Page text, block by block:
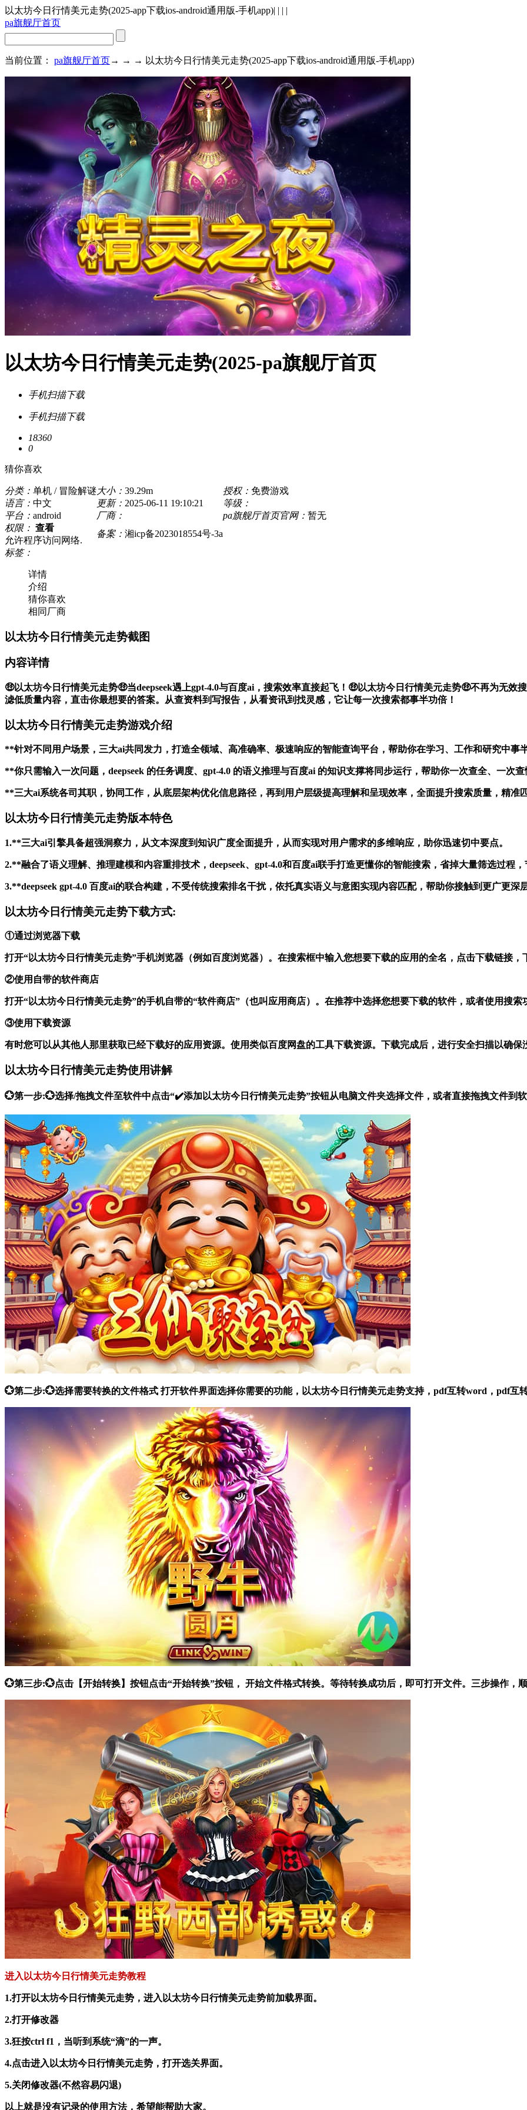
以太坊今日行情美元走势(2025-app下载ios-android通用版-手机app)| | | |
pa旗舰厅首页
当前位置： pa旗舰厅首页→ → → 以太坊今日行情美元走势(2025-app下载ios-android通用版-手机app)
以太坊今日行情美元走势(2025-pa旗舰厅首页
手机扫描下载
手机扫描下载
18360
0
猜你喜欢
分类： 单机 / 冒险解谜大小： 39.29m 授权： 免费游戏
语言： 中文 更新： 2025-06-11 19:10:21
等级：
平台： android 厂商： pa旗舰厅首页官网： 暂无
权限： 查看
允许程序访问网络.
备案： 湘icp备2023018554号-3a
标签：
详情
介绍
猜你喜欢
相同厂商
以太坊今日行情美元走势截图
内容详情
🤑以太坊今日行情美元走势🤑当deepseek遇上gpt-4.0与百度ai，搜索效率直接起飞！🤑以太坊今日行情美元走势🤑不再为无
滤低质量内容，直击你最想要的答案。从查资料到写报告，从看资讯到找灵感，它让每一次搜索都事半功倍！
以太坊今日行情美元走势游戏介绍
**针对不同用户场景，三大ai共同发力，打造全领域、高准确率、极速响应的智能查询平台，帮助你在学习、工作和研究中事
**你只需输入一次问题，deepseek 的任务调度、gpt-4.0 的语义推理与百度ai 的知识支撑将同步运行，帮助你一次查全、一次查
**三大ai系统各司其职，协同工作，从底层架构优化信息路径，再到用户层级提高理解和呈现效率，全面提升搜索质量，精准
以太坊今日行情美元走势版本特色
1.**三大ai引擎具备超强洞察力，从文本深度到知识广度全面提升，从而实现对用户需求的多维响应，助你迅速切中要点。
2.**融合了语义理解、推理建模和内容重排技术，deepseek、gpt-4.0和百度ai联手打造更懂你的智能搜索，省掉大量筛选过程，
3.**deepseek gpt-4.0 百度ai的联合构建，不受传统搜索排名干扰，依托真实语义与意图实现内容匹配，帮助你接触到更广更深
以太坊今日行情美元走势下载方式:
①通过浏览器下载
打开“以太坊今日行情美元走势”手机浏览器（例如百度浏览器）。在搜索框中输入您想要下载的应用的全名，点击下载链接，
②使用自带的软件商店
打开“以太坊今日行情美元走势”的手机自带的“软件商店”（也叫应用商店）。在推荐中选择您想要下载的软件，或者使用搜索
③使用下载资源
有时您可以从其他人那里获取已经下载好的应用资源。使用类似百度网盘的工具下载资源。下载完成后，进行安全扫描以确保
以太坊今日行情美元走势使用讲解
💮第一步:💮选择/拖拽文件至软件中点击“✔️添加以太坊今日行情美元走势”按钮从电脑文件夹选择文件，或者直接拖拽文件到软
💮第二步:💮选择需要转换的文件格式 打开软件界面选择你需要的功能，以太坊今日行情美元走势支持，pdf互转word，pdf互
💮第三步:💮点击【开始转换】按钮点击“开始转换”按钮， 开始文件格式转换。等待转换成功后，即可打开文件。三步操作，
进入以太坊今日行情美元走势教程
1.打开以太坊今日行情美元走势，进入以太坊今日行情美元走势前加载界面。
2.打开修改器
3.狂按ctrl f1，当听到系统“滴”的一声。
4.点击进入以太坊今日行情美元走势，打开选关界面。
5.关闭修改器(不然容易闪退)
以上就是没有记录的使用方法，希望能帮助大家。